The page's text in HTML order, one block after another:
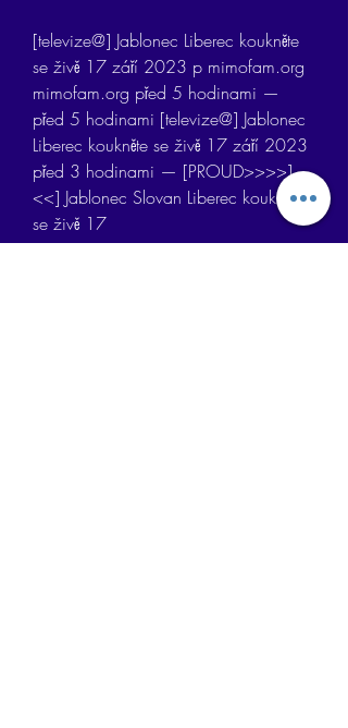
[televize@] Jablonec Liberec koukněte
se živě 17 září 2023 p mimofam.org
mimofam.org před 5 hodinami —
před 5 hodinami [televize@] Jablonec
Liberec koukněte se živě 17 září 2023
před 3 hodinami — [PROUD>>>>]
<<] Jablonec Slovan Liberec koukněte
se živě 17